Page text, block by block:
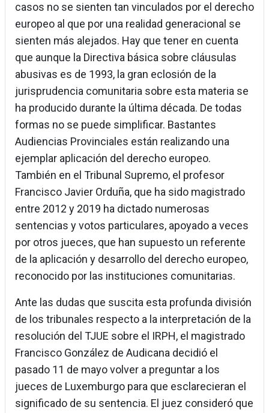
casos no se sienten tan vinculados por el derecho
europeo al que por una realidad generacional se
sienten más alejados. Hay que tener en cuenta
que aunque la Directiva básica sobre cláusulas
abusivas es de 1993, la gran eclosión de la
jurisprudencia comunitaria sobre esta materia se
ha producido durante la última década. De todas
formas no se puede simplificar. Bastantes
Audiencias Provinciales están realizando una
ejemplar aplicación del derecho europeo.
También en el Tribunal Supremo, el profesor
Francisco Javier Orduña, que ha sido magistrado
entre 2012 y 2019 ha dictado numerosas
sentencias y votos particulares, apoyado a veces
por otros jueces, que han supuesto un referente
de la aplicación y desarrollo del derecho europeo,
reconocido por las instituciones comunitarias.
Ante las dudas que suscita esta profunda división
de los tribunales respecto a la interpretación de la
resolución del TJUE sobre el IRPH, el magistrado
Francisco González de Audicana decidió el
pasado 11 de mayo volver a preguntar a los
jueces de Luxemburgo para que esclarecieran el
significado de su sentencia. El juez consideró que